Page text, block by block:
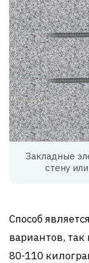
Закладные
стену
Способ
вариантов,
80-110